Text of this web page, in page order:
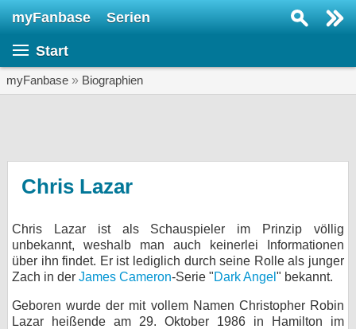
myFanbase Serien
Start
myFanbase » Biographien
Chris Lazar
Chris Lazar ist als Schauspieler im Prinzip völlig
unbekannt, weshalb man auch keinerlei Informationen
über ihn findet. Er ist lediglich durch seine Rolle als junger
Zach in der James Cameron-Serie "Dark Angel " bekannt.
Geboren wurde der mit vollem Namen Christopher Robin
Lazar heißende am 29. Oktober 1986 in Hamilton im
KULTUR
Specials
SERVICE
Gewinnspiele